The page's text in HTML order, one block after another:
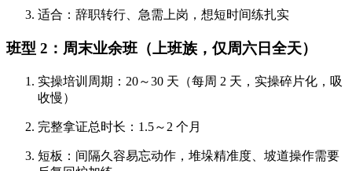
适合：辞职转行、急需上岗，想短时间练扎实
班型 2：周末业余班（上班族，仅周六日全天）
实操培训周期：20～30 天（每周 2 天，实操碎片化，吸
收慢）
完整拿证总时长：1.5～2 个月
短板：间隔久容易忘动作，堆垛精准度、坡道操作需要